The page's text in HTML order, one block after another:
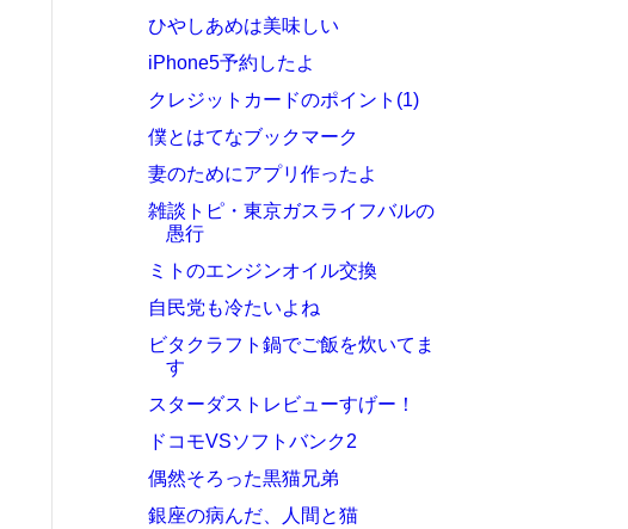
ひやしあめは美味しい
iPhone5予約したよ
クレジットカードのポイント(1)
僕とはてなブックマーク
妻のためにアプリ作ったよ
雑談トピ・東京ガスライフバルの
愚行
ミトのエンジンオイル交換
自民党も冷たいよね
ビタクラフト鍋でご飯を炊いてま
す
スターダストレビューすげー！
ドコモVSソフトバンク2
偶然そろった黒猫兄弟
銀座の病んだ、人間と猫